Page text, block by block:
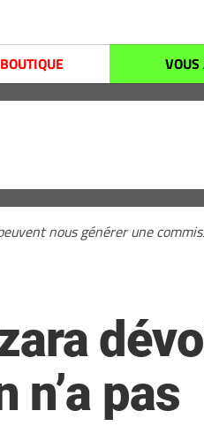
BOUTIQUE
nous générer une
n’a pas